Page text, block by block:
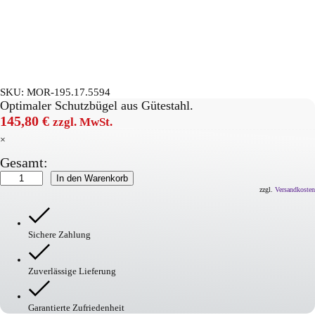
SKU: MOR-195.17.5594
Optimaler Schutzbügel aus Gütestahl.
145,80 € zzgl. MwSt.
×
Gesamt:
BLACK
BULL
Rammschutz-
Bügel
In den Warenkorb
zzgl. Versandkosten
Sichere Zahlung
Zuverlässige Lieferung
Garantierte Zufriedenheit